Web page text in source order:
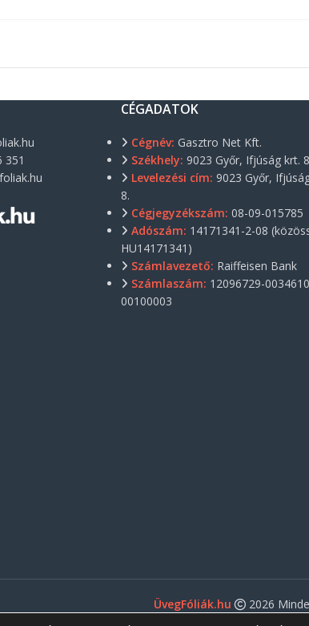
351
CÉGADATOK
Cégnév: Gasztro Net Kft.
Székhely: 9023 Győr, Ifjúság krt.
Levelezési cím: 9023 Győr,
8.
Cégjegyzékszám: 08-09-015785
Adószám: 14171341-2-08
HU14171341)
Számlavezető: Raiffeisen Bank
Számlaszám: 12096729-
00100003
ÜvegFóliák.hu 2026